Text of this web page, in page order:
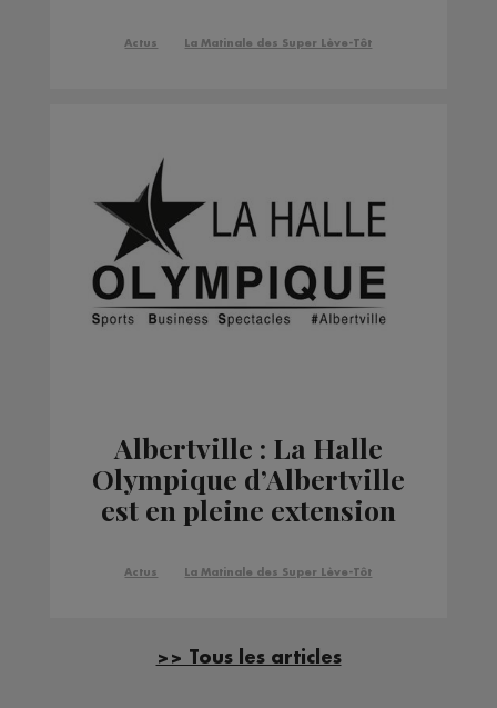
Actus La Matinale des Super Lève-Tôt
Albertville : La Halle
Olympique d’Albertville
est en pleine extension
Actus La Matinale des Super Lève-Tôt
>> Tous les articles